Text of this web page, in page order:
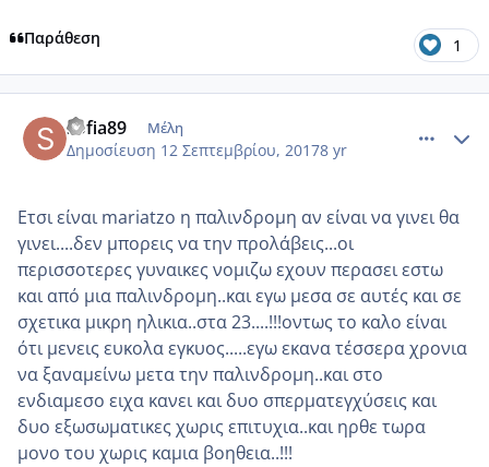
Παράθεση 1
sofia89 Μέλη
Δημοσίευση 12 Σεπτεμβρίου, 20178 yr
Ετσι είναι mariatzo η παλινδρομη αν είναι να γινει θα
γινει....δεν μπορεις να την προλάβεις...οι
περισσοτερες γυναικες νομιζω εχουν περασει εστω
και από μια παλινδρομη..και εγω μεσα σε αυτές και σε
σχετικα μικρη ηλικια..στα 23....!!!οντως το καλο είναι
ότι μενεις ευκολα εγκυος.....εγω εκανα τέσσερα χρονια
να ξαναμείνω μετα την παλινδρομη..και στο
ενδιαμεσο ειχα κανει και δυο σπερματεγχύσεις και
δυο εξωσωματικες χωρις επιτυχια..και ηρθε τωρα
μονο του χωρις καμια βοηθεια..!!!